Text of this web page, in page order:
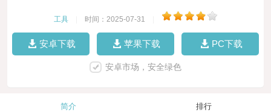
工具 时间：2025-07-31
安卓下载 苹果下载 PC下载
安卓市场，安全绿色
简介 排行